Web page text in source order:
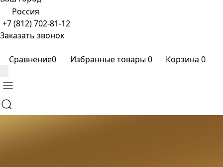
Россия
+7 (812) 702-81-12
Заказать звонок
Сравнение0 Избранные товары0 Корзина 0